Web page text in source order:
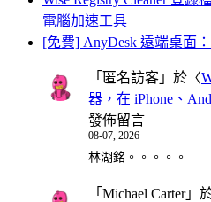
電腦加速工具
[免費] AnyDesk 遠端桌面
「 匿名訪客 」於〈
器，在 iPhone、
發佈留言
08-07, 2026
林湖銘。。。。。
「 Michael Carter」